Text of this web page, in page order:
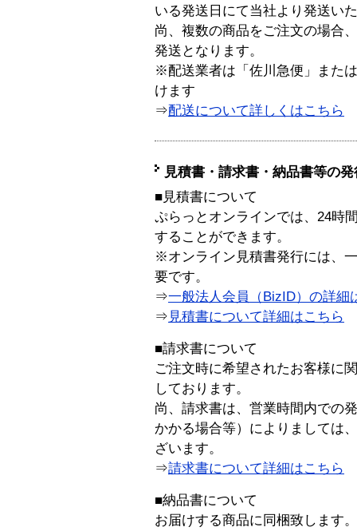
いる発送日にて当社より発送い
尚、複数の商品をご注文の場合
発送となります。
※配送業者は「佐川急便」また
けます
⇒配送について詳しくはこちら
見積書・請求書・納品書等の
■見積書について
ぷらっとオンラインでは、24時
することができます。
※オンライン見積書発行には、
要です。
⇒一般法人会員（BizID）の詳細
⇒ 見積書について詳細はこちら
■請求書について
ご注文時に希望されたお客様に
しております。
尚、請求書は、営業時間内での
かかる場合等）によりましては
ざいます。
⇒請求書について詳細はこちら
■納品書について
お届けする商品に同梱致します。